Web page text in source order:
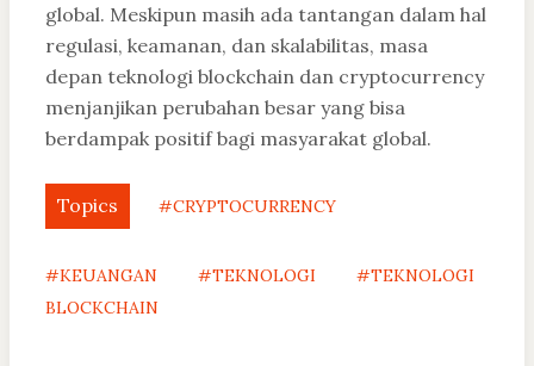
global. Meskipun masih ada tantangan dalam hal
regulasi, keamanan, dan skalabilitas, masa
depan teknologi blockchain dan cryptocurrency
menjanjikan perubahan besar yang bisa
berdampak positif bagi masyarakat global.
Topics #CRYPTOCURRENCY
#KEUANGAN #TEKNOLOGI
#TEKNOLOGI
BLOCKCHAIN